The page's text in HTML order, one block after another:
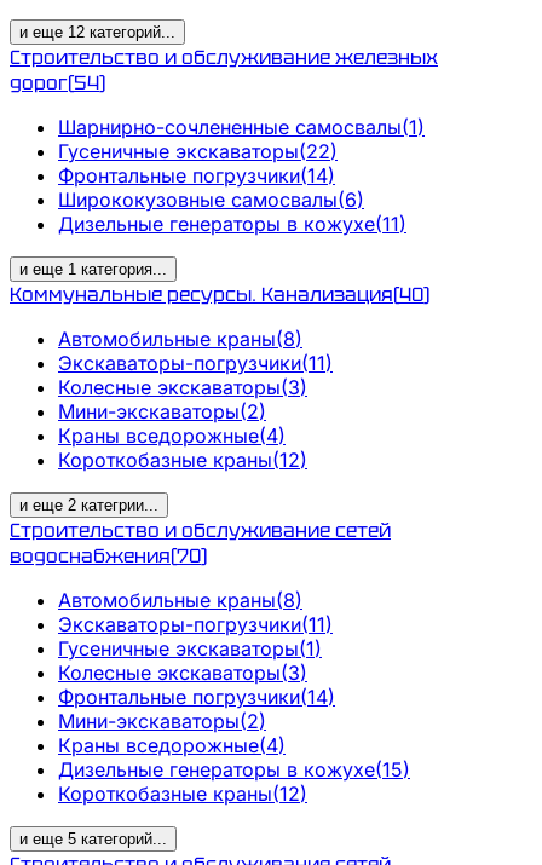
и еще 12 категорий...
Строительство и обслуживание железных
дорог(54)
Шарнирно-сочлененные самосвалы(1)
Гусеничные экскаваторы(22)
Фронтальные погрузчики(14)
Ширококузовные самосвалы(6)
Дизельные генераторы в кожухе(11)
и еще 1 категория...
Коммунальные ресурсы. Канализация(40)
Автомобильные краны(8)
Экскаваторы-погрузчики(11)
Колесные экскаваторы(3)
Мини-экскаваторы(2)
Краны вседорожные(4)
Короткобазные краны(12)
и еще 2 категрии...
Строительство и обслуживание сетей
водоснабжения(70)
Автомобильные краны(8)
Экскаваторы-погрузчики(11)
Гусеничные экскаваторы(1)
Колесные экскаваторы(3)
Фронтальные погрузчики(14)
Мини-экскаваторы(2)
Краны вседорожные(4)
Дизельные генераторы в кожухе(15)
Короткобазные краны(12)
и еще 5 категорий...